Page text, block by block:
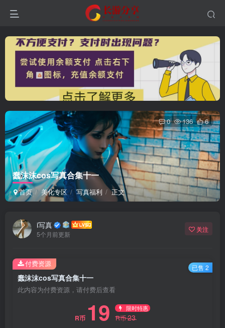
蠢沫沫cos写真合集十一
首页 美化专区 写真福利 正文
0 136 6
i写真
5个月前更新
关注
蠢沫沫cos写真合集十一
此内容为付费资源，请付费后查看
R币 19 限时特惠
R币23
付费资源 已售 2